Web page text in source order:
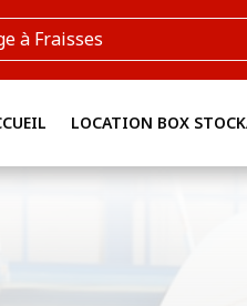
à Fraisses
LOCATION BOX